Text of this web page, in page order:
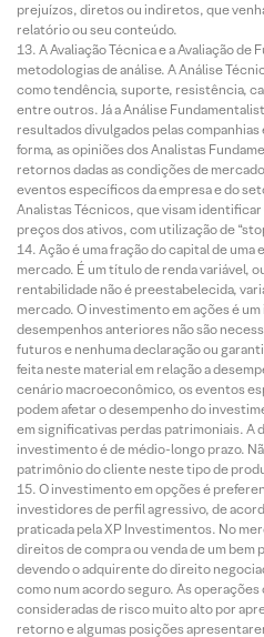
prejuízos, diretos ou indiretos, que
relatório ou seu conteúdo.
A Avaliação Técnica e a Avaliação
metodologias de análise. A Análise
como tendência, suporte, resistência,
entre outros. Já a Análise
resultados divulgados pelas
forma, as opiniões dos Analistas
retornos dadas as condições de
eventos específicos da empresa e do
Analistas Técnicos, que visam
preços dos ativos, com utilização de
Ação é uma fração do capital de uma
mercado. É um título de renda variável,
rentabilidade não é preestabelecida,
mercado. O investimento em ações é
desempenhos anteriores não são
futuros e nenhuma declaração ou
feita neste material em relação a
cenário macroeconômico, os eventos
podem afetar o desempenho do
em significativas perdas patrimoniais. A
investimento é de médio-longo prazo.
patrimônio do cliente neste tipo de
O investimento em opções é
investidores de perfil agressivo, de
praticada pela XP Investimentos. No
direitos de compra ou venda de um bem
devendo o adquirente do direito
como num acordo seguro. As
consideradas de risco muito alto por
retorno e algumas posições